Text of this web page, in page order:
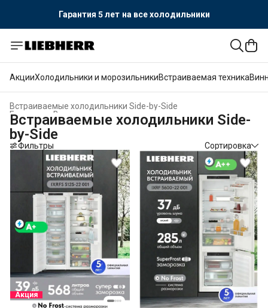
Гарантия 5 лет на все холодильники
АкцииХолодильники и морозильникиВстраиваемая техника
Встраиваемые холодильники Side-by-Side
Встраиваемая техника
Главная
Встраиваемые холодильники Side-
by-Side
Фильтры Сортировка
Акция